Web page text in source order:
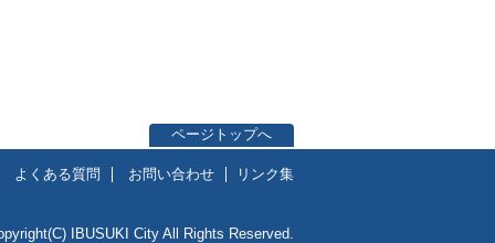
ページトップへ
よくある質問 お問い合わせ リンク集
IBUSUKI City All Rights Reserved.